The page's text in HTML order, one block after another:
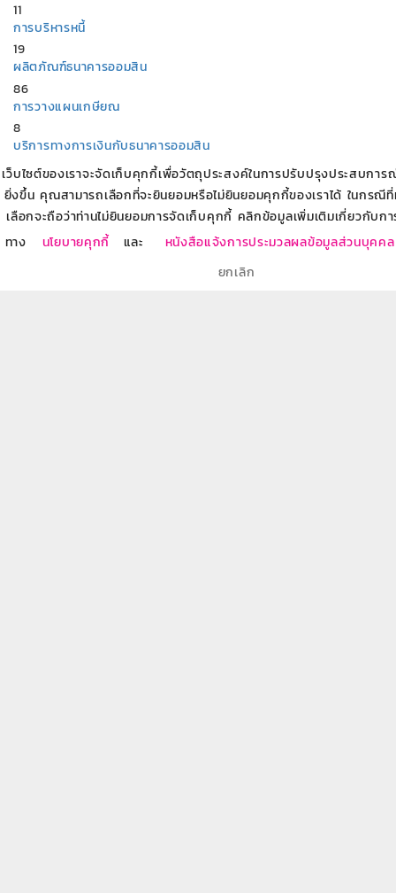
เว็บไซต์ของเราจะจัดเก็บคุกกี้เพื่อวัตถุประสงค์ในการปรับปรุงประสบการ
ยิ่งขึ้น คุณสามารถเลือกที่จะยินยอมหรือไม่ยินยอมคุกกี้ของเราได้ ในกรณีที่
เลือกจะถือว่าท่านไม่ยินยอมการจัดเก็บคุกกี้ คลิกข้อมูลเพิ่มเติมเกี่ยวกับก
ทาง
นโยบายคุกกี้ และ
หนังสือแจ้งการประมวลผลข้อมูลส่วนบุคคล
ยกเลิก
11
การบริหารหนี้
19
ผลิตภัณฑ์ธนาคารออมสิน
86
การวางแผนเกษียณ
8
บริการทางการเงินกับธนาคารออมสิน
7
สร้างอาชีพ สร้างรายได้
18
อบรมให้ความรู้ผู้ประกอบการเริ่มต้น SME Startup
11